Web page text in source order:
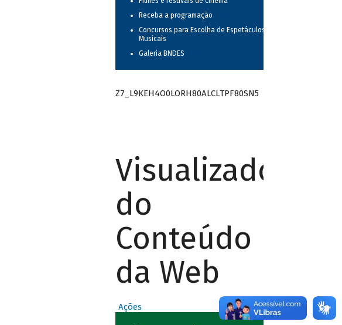
Receba a programação
Concursos para Escolha de Espetáculos
Musicais
Galeria BNDES
Z7_L9KEH4O0LORH80ALCLTPF80SN5
Visualizador
do
Conteúdo
da Web
Ações